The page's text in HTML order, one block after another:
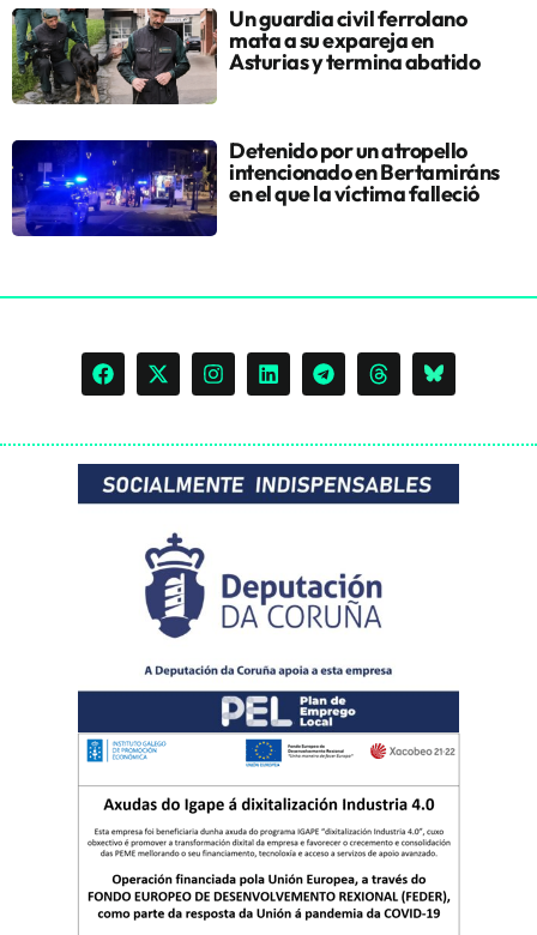
Un guardia civil ferrolano
mata a su expareja en
Asturias y termina abatido
Detenido por un atropello
intencionado en Bertamiráns
en el que la víctima falleció